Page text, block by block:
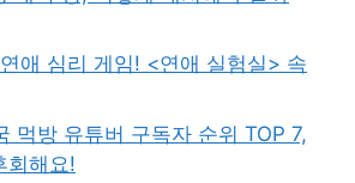
애 심리 게임! <연애 실험실> 속
먹방 유튜버 구독자 순위 TOP 7,
회해요!